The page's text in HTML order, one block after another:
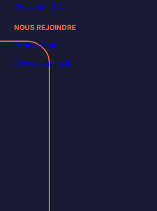
Découvrir SQL
NOUS REJOINDRE
Notre équipe
Offres d’emploi